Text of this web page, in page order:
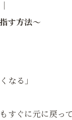
す方法〜
なる」
すぐに元に戻っ